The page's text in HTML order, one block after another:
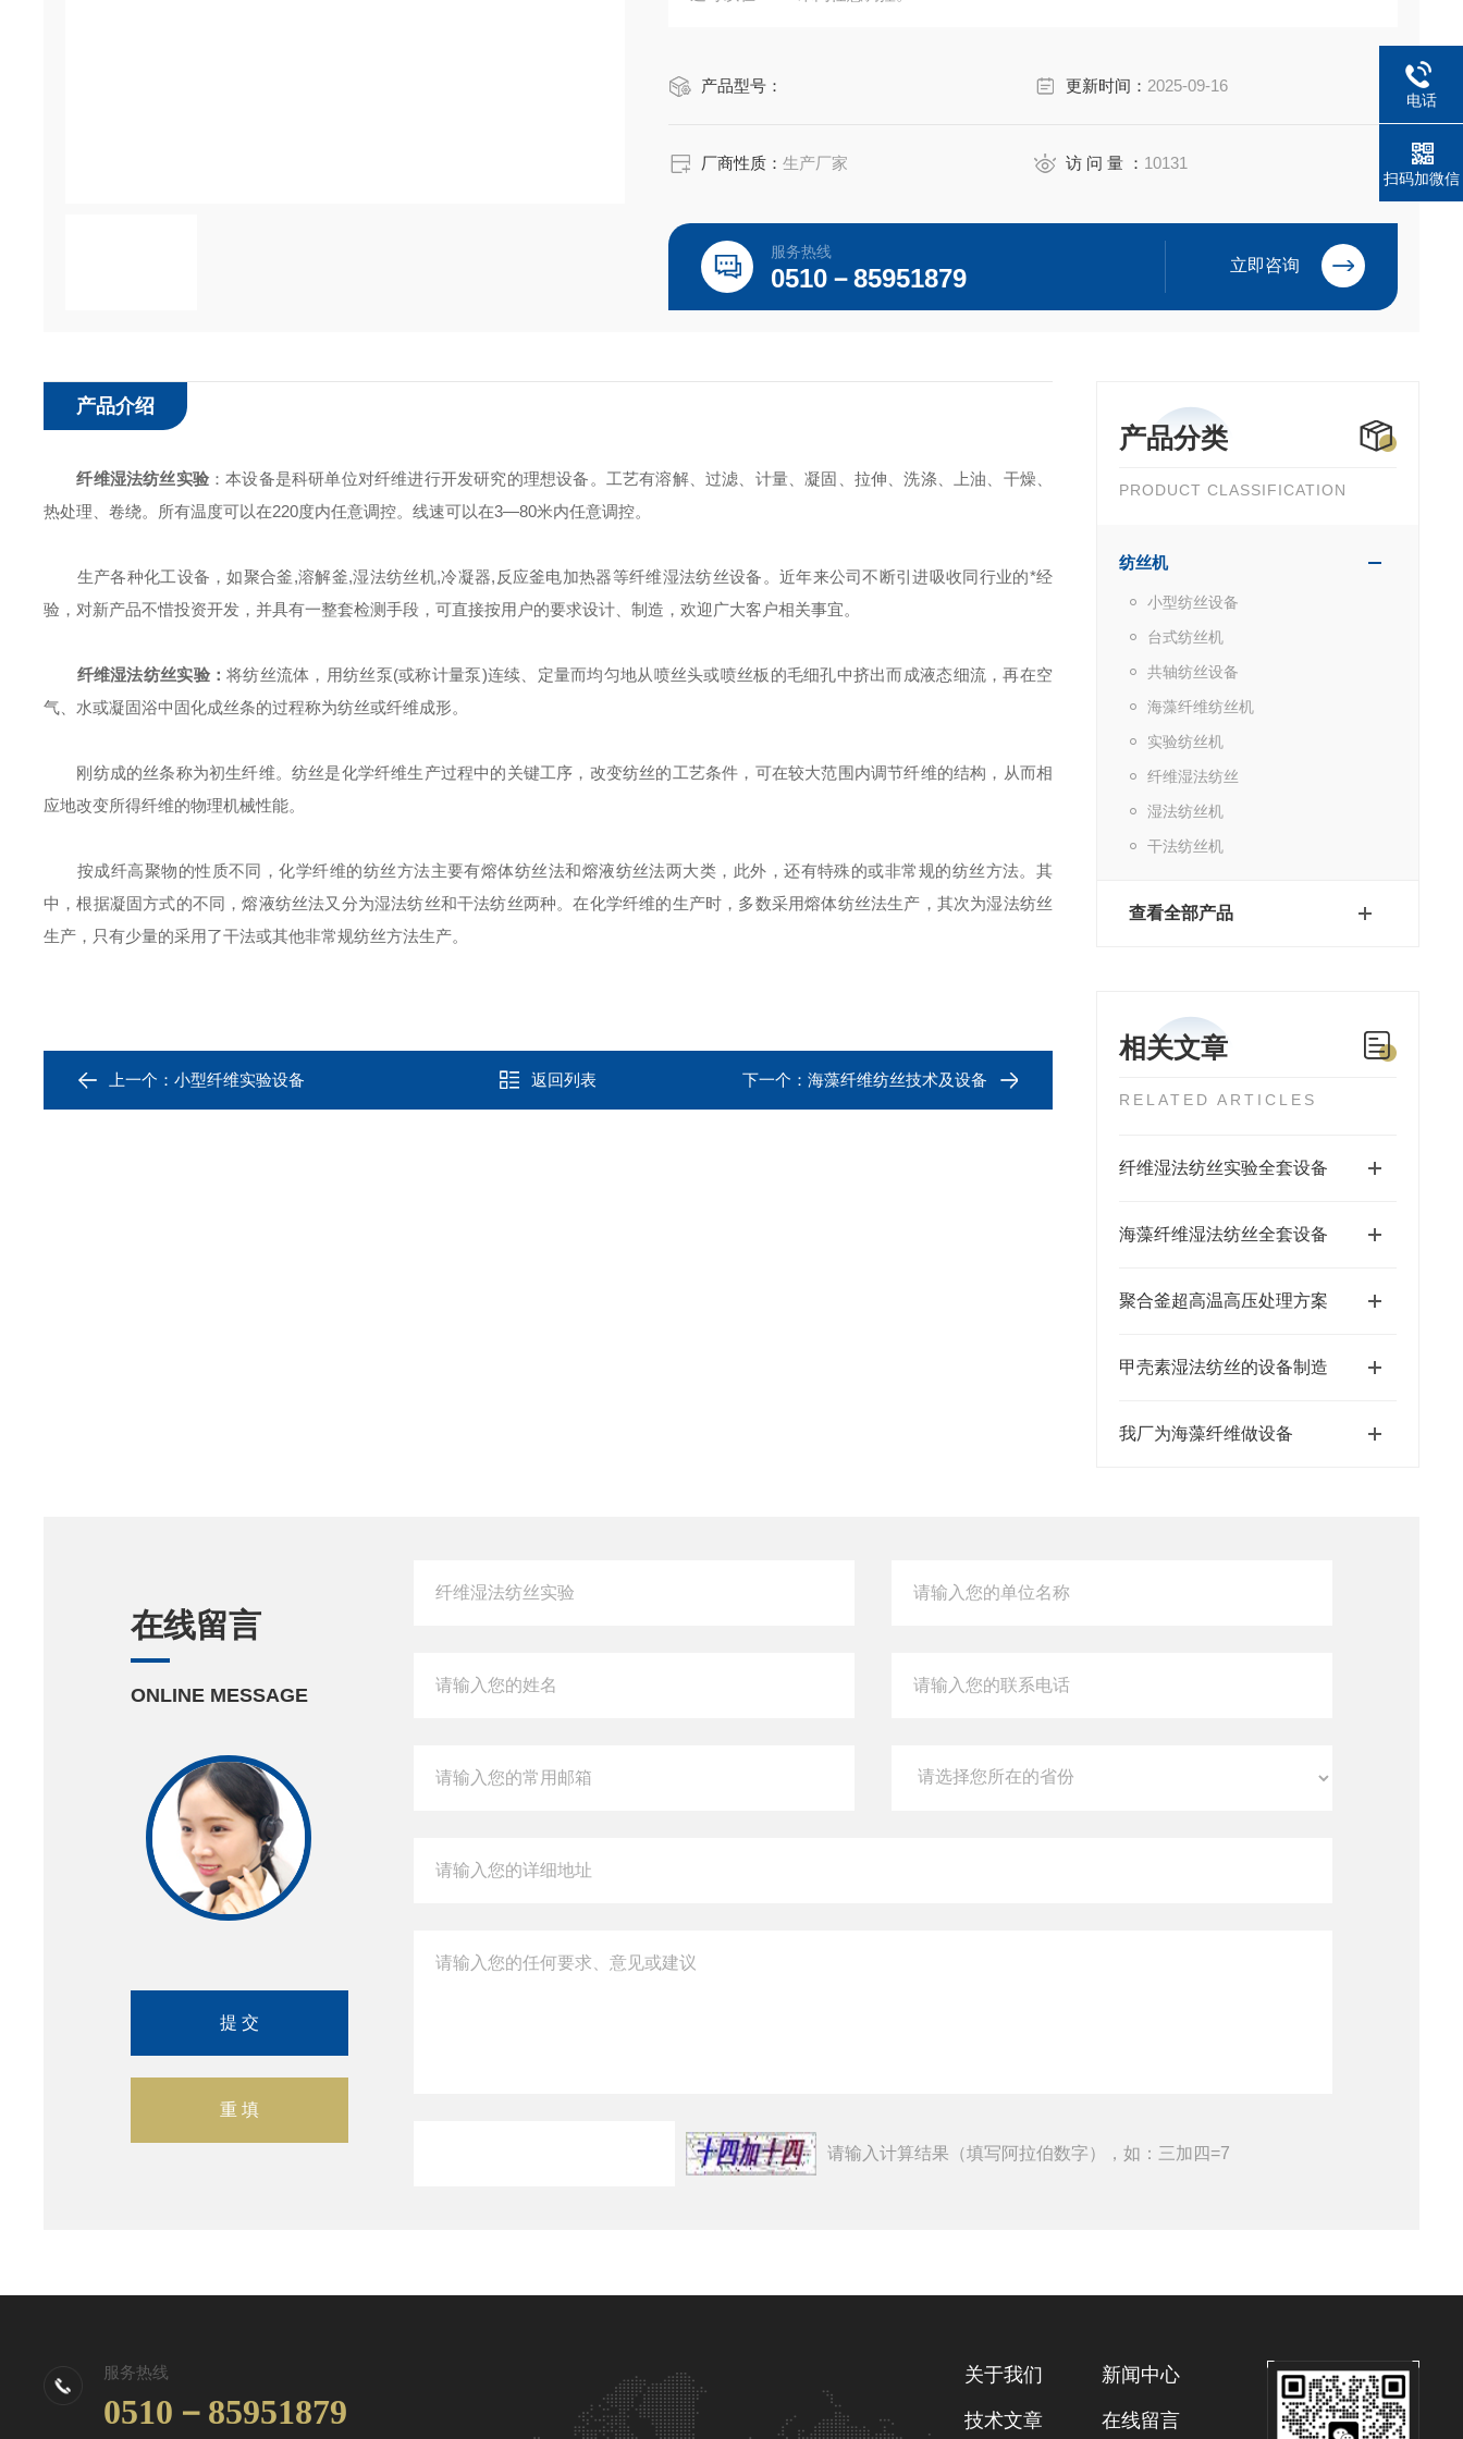
产品型号： 更新时间： 2025-09-16
厂商性质：生产厂家 访 问 量 ： 10131
服务热线
0510－85951879 立即咨询
产品分类
PRODUCT CLASSIFICATION
纺丝机
小型纺丝设备
台式纺丝机
共轴纺丝设备
海藻纤维纺丝机
实验纺丝机
纤维湿法纺丝
湿法纺丝机
干法纺丝机
查看全部产品
相关文章
RELATED ARTICLES
纤维湿法纺丝实验全套设备
海藻纤维湿法纺丝全套设备
聚合釜超高温高压处理方案
甲壳素湿法纺丝的设备制造
我厂为海藻纤维做设备
产品介绍
纤维湿法纺丝实验 ：本设备是科研单位对纤维进行开发研究的理想设备。工艺有溶解、过滤、计量、凝固、拉伸、洗涤、上油、干燥、
热处理、卷绕。所有温度可以在220度内任意调控。线速可以在3—80米内任意调控。
生产各种化工设备，如聚合釜,溶解釜,湿法纺丝机,冷凝器,反应釜电加热器等纤维湿法纺丝设备。近年来公司不断引进吸收同行业的*经
验，对新产品不惜投资开发，并具有一整套检测手段，可直接按用户的要求设计、制造，欢迎广大客户相关事宜。
纤维湿法纺丝实验：将纺丝流体，用纺丝泵(或称计量泵)连续、定量而均匀地从喷丝头或喷丝板的毛细孔中挤出而成液态细流，再在空
气、水或凝固浴中固化成丝条的过程称为纺丝或纤维成形。
刚纺成的丝条称为初生纤维。纺丝是化学纤维生产过程中的关键工序，改变纺丝的工艺条件，可在较大范围内调节纤维的结构，从而相
应地改变所得纤维的物理机械性能。
按成纤高聚物的性质不同，化学纤维的纺丝方法主要有熔体纺丝法和熔液纺丝法两大类，此外，还有特殊的或非常规的纺丝方法。其
中，根据凝固方式的不同，熔液纺丝法又分为湿法纺丝和干法纺丝两种。在化学纤维的生产时，多数采用熔体纺丝法生产，其次为湿法纺丝
生产，只有少量的采用了干法或其他非常规纺丝方法生产。
上一个： 小型纤维实验设备 返回列表 下一个： 海藻纤维纺丝技术及设备
在线留言
ONLINE MESSAGE
请输入计算结果（填写阿拉伯数字），如：三加四=7
服务热线
0510－85951879
关于我们 新闻中心
技术文章 在线留言
电话
扫码加微信